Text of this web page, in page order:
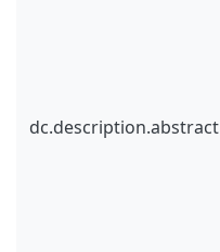
dc.description.abstract